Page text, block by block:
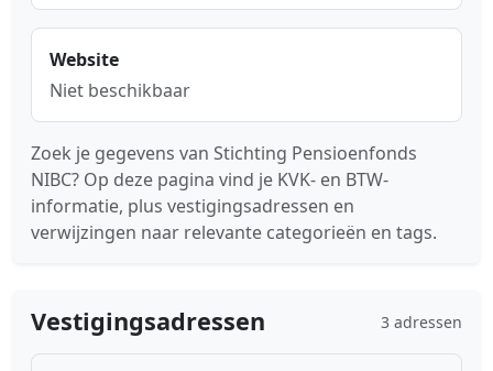
Website
Niet beschikbaar
Zoek je gegevens van Stichting Pensioenfonds
NIBC? Op deze pagina vind je KVK- en BTW-
informatie, plus vestigingsadressen en
verwijzingen naar relevante categorieën en tags.
Vestigingsadressen 3 adressen